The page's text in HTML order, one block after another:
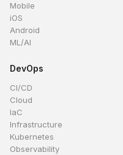
Mobile
iOS
Android
ML/AI
DevOps
CI/CD
Cloud
IaC
Infrastructure
Kubernetes
Observability